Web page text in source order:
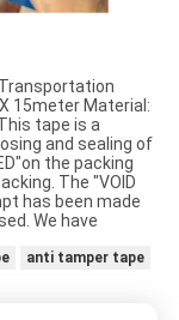
15meter Material:
tape is a
and sealing of
the packing
The "VOID
has been made
We have
anti tamper tape